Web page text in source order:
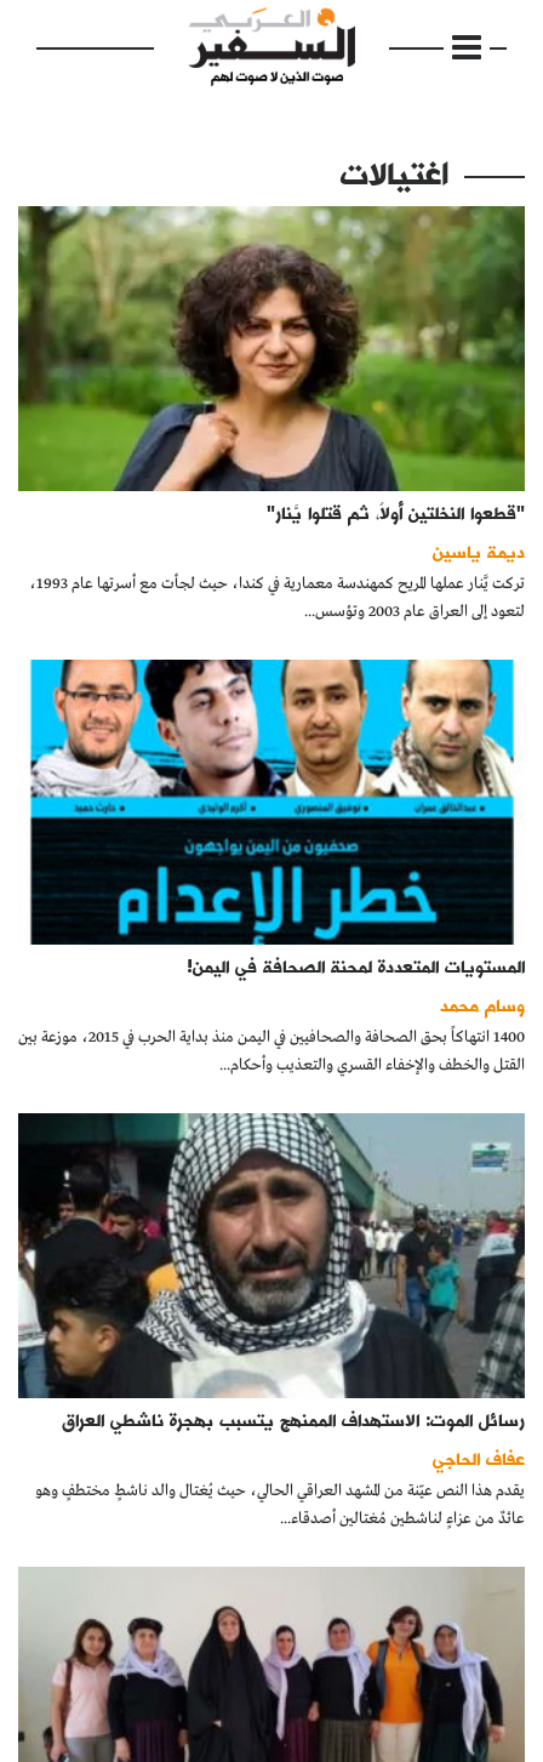
الرئيسية
مواضيع
إفتتاحية
فكرة
دفاتر
بالصورة
كتّابنا
الأرشيف
اغتيالات
"قطعوا النخلتين أولاً، ثم قتلوا يَّنار"
ديمة ياسين
تركت يَّنار عملها المريح كمهندسة معمارية في كندا، حيث لجأت مع أسرتها عام 1993،
لتعود إلى العراق عام 2003 وتؤسس...
المستويات المتعددة لمحنة الصحافة في اليمن!
وسام محمد
1400 انتهاكاً بحق الصحافة والصحافيين في اليمن منذ بداية الحرب في 2015، موزعة بين
القتل والخطف والإخفاء القسري والتعذيب وأحكام...
رسائل الموت: الاستهداف الممنهج يتسبب بهجرة ناشطي العراق
عفاف الحاجي
يقدم هذا النص عيّنة من المشهد العراقي الحالي، حيث يُغتال والد ناشطٍ مختطفٍ وهو
عائدٌ من عزاءٍ لناشطين مُغتالين أصدقاء...